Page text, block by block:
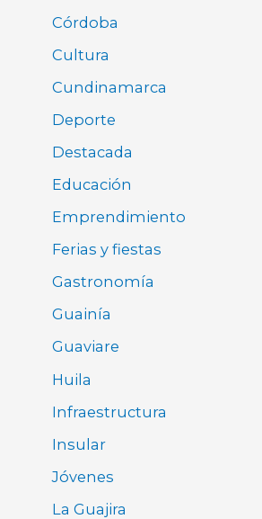
Córdoba
Cultura
Cundinamarca
Deporte
Destacada
Educación
Emprendimiento
Ferias y fiestas
Gastronomía
Guainía
Guaviare
Huila
Infraestructura
Insular
Jóvenes
La Guajira